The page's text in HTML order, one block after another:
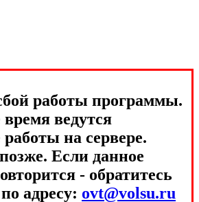
работы программы.
ведутся
на сервере.
Если данное
- обратитесь
адресу: ovt@volsu.ru